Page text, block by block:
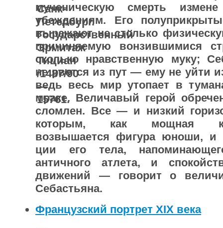
мученическую смерть
убеждениям. Его
выражают не столько
причиняемую вонзившимися
сколько нравственную муку;
не рвется из пут — ему не уйти
ведь весь мир утопает в
мраке. Величавый герой
сломлен. Все — и низкий
которым, как мощная
возвышается фигура юноши, и
ции его тела,
античного ат­лета, и
движений — говорит о
Себастьяна.
Французский портрет XIX века